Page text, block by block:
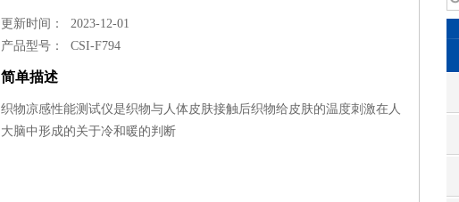
更新时间： 2023-12-01
产品型号：CSI-F794
简单描述
织物凉感性能测试仪是织物与人体皮肤接触后织物给皮肤的温度刺激在人
大脑中形成的关于冷和暖的判断